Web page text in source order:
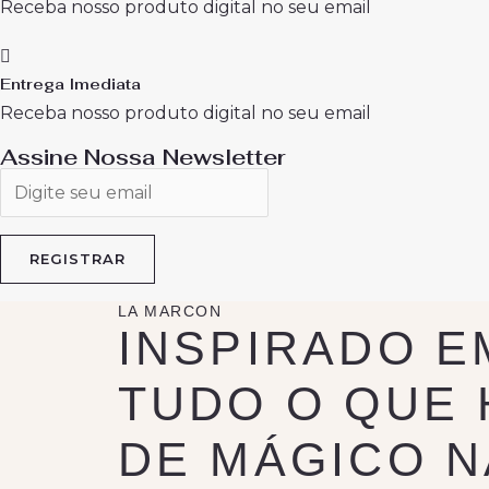
Receba nosso produto digital no seu email
Entrega Imediata
Receba nosso produto digital no seu email
Assine Nossa Newsletter
LA MARCON
INSPIRADO
TUDO O QUE
DE MÁGICO